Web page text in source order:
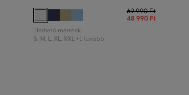
69 990 Ft
48 990 Ft
Elérhető méretek:
S, M, L, XL, XXL +1 további